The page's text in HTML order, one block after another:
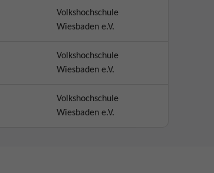
Volkshochschule
Wiesbaden e.V.
Volkshochschule
Wiesbaden e.V.
Volkshochschule
Wiesbaden e.V.